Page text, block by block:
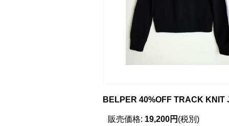
BELPER 40%OFF TRACK
販売価格: 19,200円 (税別)